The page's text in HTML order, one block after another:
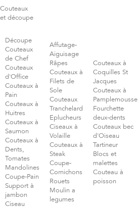
Couteaux
et découpe
Découpe
Couteaux
de Chef
Couteaux
d'Office
Couteaux à
Pain
Couteaux à
Huitres
Couteaux à
Saumon
Couteaux à
Dents,
Tomates
Mandolines
Coupe-Pain
Support à
jambon
Ciseau
Affutage-
Aiguisage
Râpes
Couteaux à
Filets de
Sole
Couteaux
Tranchelard
Eplucheurs
Ciseaux à
Volaille
Couteaux à
Steak
Coupe-
Cornichons
Rouets
Moulin a
legumes
Couteaux à
Coquilles St
Jacques
Couteaux à
Pamplemousse
Fourchette
deux-dents
Couteaux bec
d'Oiseau
Tartineur
Blocs et
malettes
Couteau à
poisson